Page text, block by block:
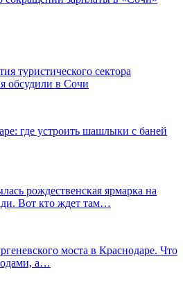
туристического сектора
обсудили в Сочи
где устроить шашлыки с баней
рождественская ярмарка на
Вот кто ждет там…
моста в Краснодаре. Что
а…